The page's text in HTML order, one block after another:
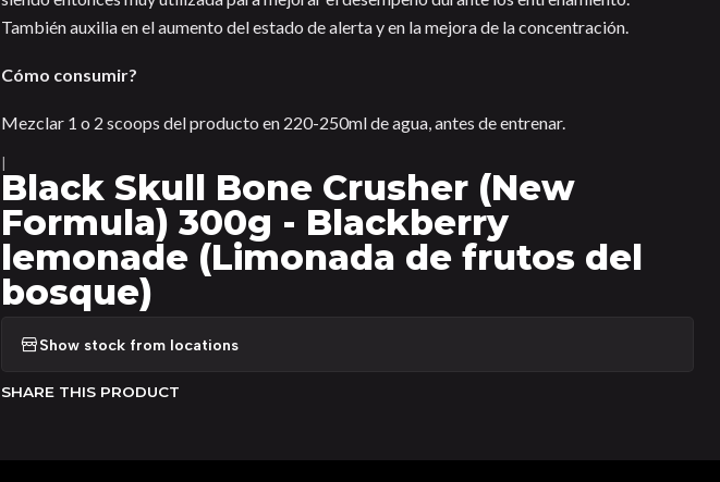
También auxilia en el aumento del estado de alerta y en la mejora de la concentración.
Cómo consumir?
Mezclar 1 o 2 scoops del producto en 220-250ml de agua, antes de entrenar.
Black Skull Bone Crusher (New
Formula) 300g - Blackberry
lemonade (Limonada de frutos del
bosque)
Show stock from locations
SHARE THIS PRODUCT